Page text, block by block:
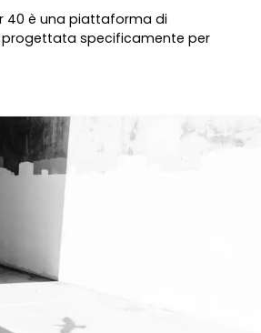
40 è una piattaforma di
specificamente per